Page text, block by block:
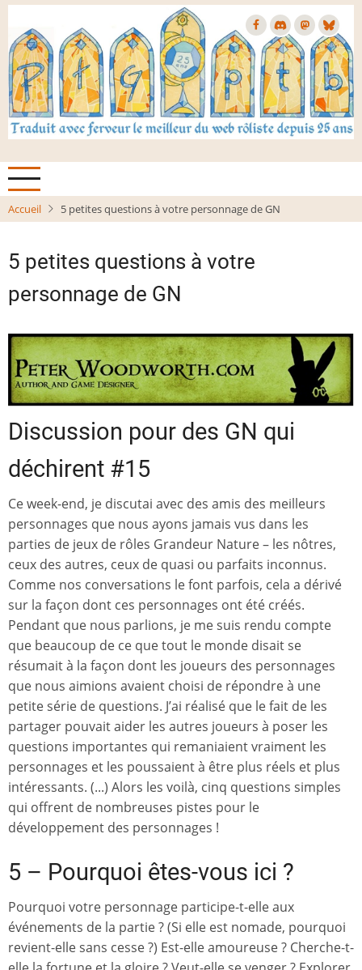
Aller
contenu
principal
Accueil 5 petites questions à votre personnage de GN
5 petites questions à votre
personnage de GN
Discussion pour des GN qui
déchirent #15
Ce week-end, je discutai avec des amis des meilleurs
personnages que nous ayons jamais vus dans les
parties de jeux de rôles Grandeur Nature – les nôtres,
ceux des autres, ceux de quasi ou parfaits inconnus.
Comme nos conversations le font parfois, cela a dérivé
sur la façon dont ces personnages ont été créés.
Pendant que nous parlions, je me suis rendu compte
que beaucoup de ce que tout le monde disait se
résumait à la façon dont les joueurs des personnages
que nous aimions avaient choisi de répondre à une
petite série de questions. J’ai réalisé que le fait de les
partager pouvait aider les autres joueurs à poser les
questions importantes qui remaniaient vraiment les
personnages et les poussaient à être plus réels et plus
intéressants. (...) Alors les voilà, cinq questions simples
qui offrent de nombreuses pistes pour le
développement des personnages !
5 – Pourquoi êtes-vous ici ?
Pourquoi votre personnage participe-t-elle aux
événements de la partie ? (Si elle est nomade, pourquoi
revient-elle sans cesse ?) Est-elle amoureuse ? Cherche-t-